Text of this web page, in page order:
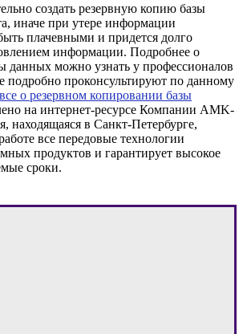
создать резервную копию базы
иначе при утере информации
плачевными и придется долго
информации. Подробнее о
данных можно узнать у профессионалов
подробно проконсультируют по данному
о резервном копировании базы
на интернет-ресурсе Компании AMK-
находящаяся в Санкт-Петербурге,
все передовые технологии
продуктов и гарантирует высокое
сроки.